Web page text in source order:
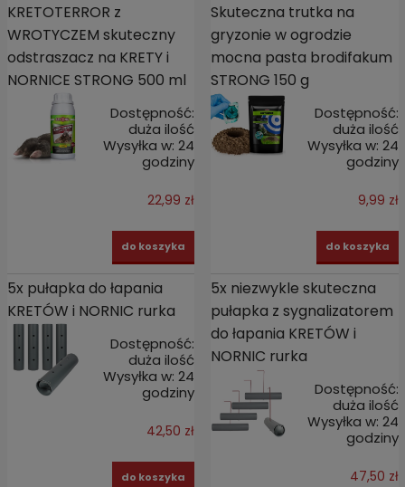
KRETOTERROR z
WROTYCZEM skuteczny
odstraszacz na KRETY i
NORNICE STRONG 500 ml
Dostępność:
duża ilość
Wysyłka w: 24
godziny
22,99 zł
do koszyka
Skuteczna trutka na
gryzonie w ogrodzie
mocna pasta brodifakum
STRONG 150 g
Dostępność:
duża ilość
Wysyłka w: 24
godziny
9,99 zł
do koszyka
5x pułapka do łapania
KRETÓW i NORNIC rurka
Dostępność:
duża ilość
Wysyłka w: 24
godziny
42,50 zł
do koszyka
5x niezwykle skuteczna
pułapka z sygnalizatorem
do łapania KRETÓW i
NORNIC rurka
Dostępność:
duża ilość
Wysyłka w: 24
godziny
47,50 zł